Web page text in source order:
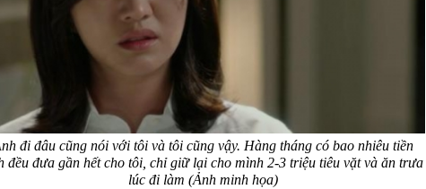
đi đâu cũng nói với tôi và tôi cũng vậy. Hàng tháng có bao nhiêu tiền
đều đưa gần hết cho tôi, chỉ giữ lại cho mình 2-3 triệu tiêu vặt và ăn trưa
lúc đi làm (Ảnh minh họa)